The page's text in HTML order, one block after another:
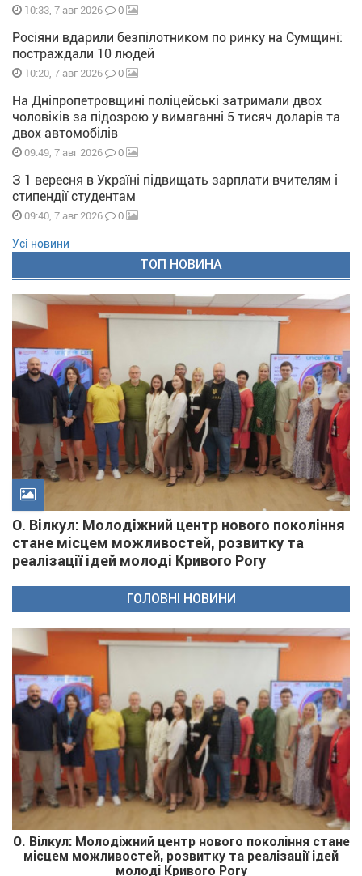
10:33, 7 авг 2026 0
Росіяни вдарили безпілотником по ринку на Сумщині:
постраждали 10 людей
10:20, 7 авг 2026 0
На Дніпропетровщині поліцейські затримали двох
чоловіків за підозрою у вимаганні 5 тисяч доларів та
двох автомобілів
09:49, 7 авг 2026 0
З 1 вересня в Україні підвищать зарплати вчителям і
стипендії студентам
09:40, 7 авг 2026 0
Усі новини
ТОП НОВИНА
О. Вілкул: Молодіжний центр нового покоління
стане місцем можливостей, розвитку та
реалізації ідей молоді Кривого Рогу
ГОЛОВНІ НОВИНИ
О. Вілкул: Молодіжний центр нового покоління стане
місцем можливостей, розвитку та реалізації ідей
молоді Кривого Рогу